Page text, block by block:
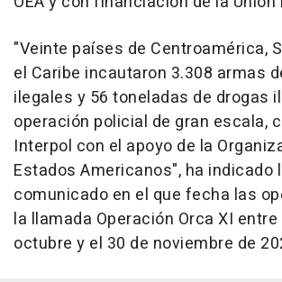
"Veinte países de Centroamérica,
el Caribe incautaron 3.308 armas
ilegales y 56 toneladas de drogas
operación policial de gran escala,
Interpol con el apoyo de la
Estados Americanos", ha indicado
comunicado en el que fecha las
la llamada Operación Orca XI entre
octubre y el 30 de noviembre de